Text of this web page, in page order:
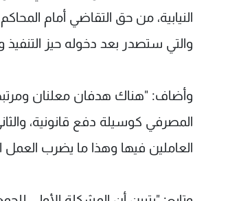
النيابية، من حق التقاضي أمام
والتي ستصدر بعد دخوله حيز التنفيذ
وأضاف: "هناك هدفان معلنان
المصرفي كوسيلة دفع قانونية،
العاملين فيها وهذا ما يضرب العمل